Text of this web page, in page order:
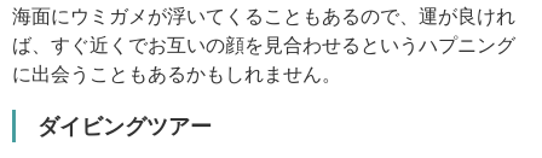
海面にウミガメが浮いてくることもあるので、運が良けれ
ば、すぐ近くでお互いの顔を見合わせるというハプニング
に出会うこともあるかもしれません。
ダイビングツアー